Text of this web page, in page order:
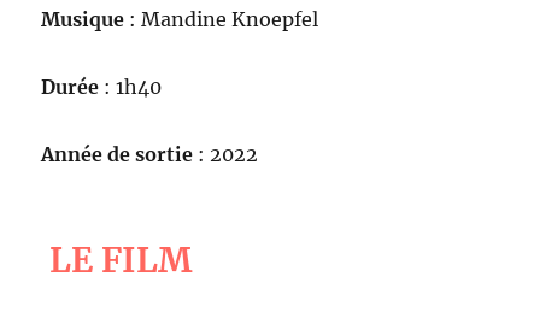
Musique : Mandine Knoepfel
Durée : 1h40
Année de sortie : 2022
LE FILM